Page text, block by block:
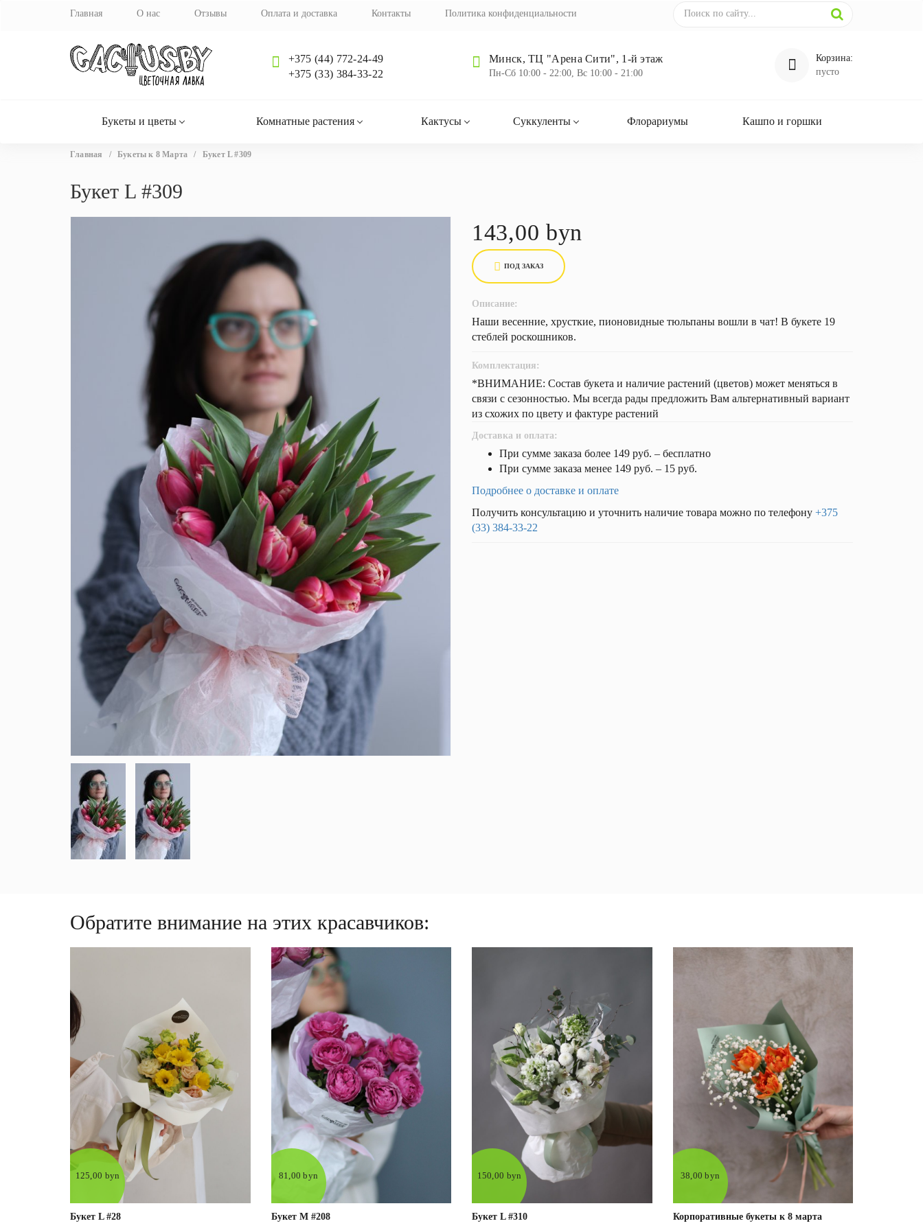
Главная О нас Отзывы Оплата и доставка Контакты Политика конфиденциальности
+375 (44) 772-24-49
+375 (33) 384-33-22
Минск, ТЦ "Арена Сити", 1-й этаж
Пн-Cб 10:00 - 22:00, Вс 10:00 - 21:00
Корзина:
пусто
Букеты и цветы Комнатные растения Кактусы Суккуленты Флорариумы Кашпо и горшки
Вы
Главная / Букеты к 8 Марта / Букет L #309
Букет L #309
143,00 byn
ПОД ЗАКАЗ
Описание:
Наши весенние, хрусткие, пионовидные тюльпаны вошли в чат! В букете 19
стеблей роскошников.
Комплектация:
*ВНИМАНИЕ: Состав букета и наличие растений (цветов) может меняться в
связи с сезонностью. Мы всегда рады предложить Вам альтернативный вариант
из схожих по цвету и фактуре растений
Доставка и оплата:
При сумме заказа более 149 руб. – бесплатно
При сумме заказа менее 149 руб. – 15 руб.
Подробнее о доставке и оплате
Получить консультацию и уточнить наличие товара можно по телефону +375
(33) 384-33-22
Обратите внимание на этих красавчиков:
125,00 byn
Букет L #28
81,00 byn
Букет М #208
150,00 byn
Букет L #310
38,00 byn
Корпоративные букеты к 8 марта